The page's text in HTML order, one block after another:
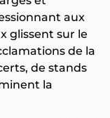
aux
glissent sur le
de la
de stands
la